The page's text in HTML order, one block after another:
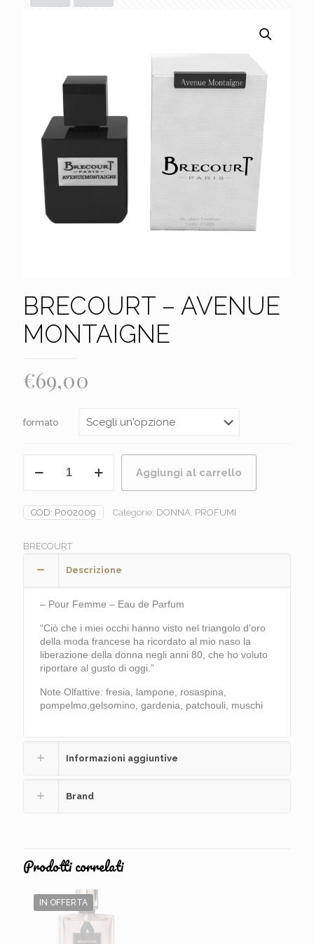
BRECOURT – AVENUE
MONTAIGNE
€69,00
formato
quantità
Aggiungi al carrello
COD: P002009 Categorie: DONNA, PROFUMI
BRECOURT
Descrizione
– Pour Femme – Eau de Parfum
“Ciò che i miei occhi hanno visto nel triangolo d’oro
della moda francese ha ricordato al mio naso la
liberazione della donna negli anni 80, che ho voluto
riportare al gusto di oggi.”
Note Olfattive: fresia, lampone, rosaspina,
pompelmo,gelsomino, gardenia, patchouli, muschi
Informazioni aggiuntive
Brand
Prodotti correlati
IN OFFERTA